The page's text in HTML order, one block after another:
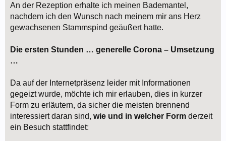
An der Rezeption erhalte ich meinen Bademantel,
nachdem ich den Wunsch nach meinem mir ans Herz
gewachsenen Stammspind geäußert hatte.
Die ersten Stunden … generelle Corona – Umsetzung
…
Da auf der Internetpräsenz leider mit Informationen
gegeizt wurde, möchte ich mir erlauben, dies in kurzer
Form zu erläutern, da sicher die meisten brennend
interessiert daran sind, wie und in welcher Form derzeit
ein Besuch stattfindet: